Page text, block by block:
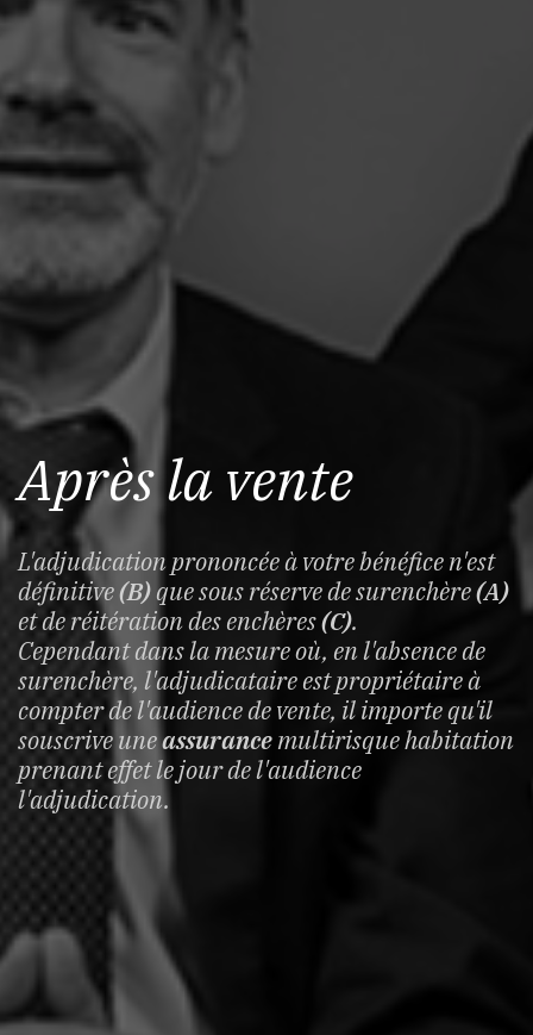
Après la vente
L'adjudication prononcée à votre bénéfice n'est
définitive(B)que sous réserve de surenchère(A)
et de réitération des enchères(C).
Cependant dans la mesure où, en l'absence de
surenchère, l'adjudicataire est propriétaire à
compter de l'audience de vente, il importe qu'il
souscrive uneassurancemultirisque habitation
prenant effet le jour de l'audience
l'adjudication.